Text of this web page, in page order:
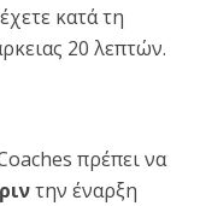
κατά τη
20 λεπτών.
πρέπει να
την έναρξη